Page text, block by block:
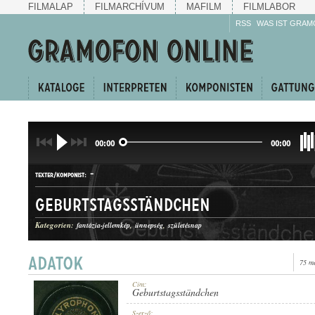
FILMALAP FILMARCHÍVUM MAFILM FILMLABOR
RSS WAS IST
00:00 00:00
TEXTER/KOMPONIST: -
GATTUNG: INDULÓ
Geburtstagsständchen
Kategorien: fantázia-jellemkép ünnepség születésnap
75
Cím:
Geburtstagsständchen
Szerző: